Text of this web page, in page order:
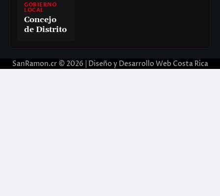
GOBIERNO
LOCAL
Concejo
de Distrito
SanRamon.cr © 2026 | Diseño y Desarrollo Web Costa Rica